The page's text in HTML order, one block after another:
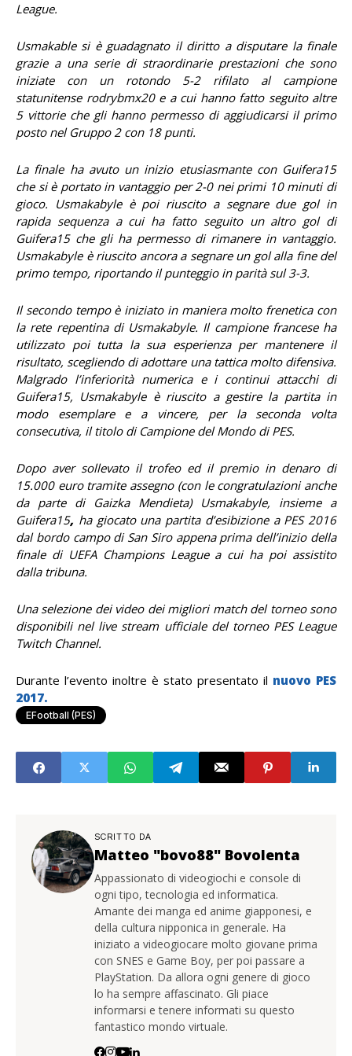
League.
Usmakable si è guadagnato il diritto a disputare la finale
grazie a una serie di straordinarie prestazioni che sono
iniziate con un rotondo 5-2 rifilato al campione
statunitense rodrybmx20 e a cui hanno fatto seguito altre
5 vittorie che gli hanno permesso di aggiudicarsi il primo
posto nel Gruppo 2 con 18 punti.
La finale ha avuto un inizio etusiasmante con Guifera15
che si è portato in vantaggio per 2-0 nei primi 10 minuti di
gioco. Usmakabyle è poi riuscito a segnare due gol in
rapida sequenza a cui ha fatto seguito un altro gol di
Guifera15 che gli ha permesso di rimanere in vantaggio.
Usmakabyle è riuscito ancora a segnare un gol alla fine del
primo tempo, riportando il punteggio in parità sul 3-3.
Il secondo tempo è iniziato in maniera molto frenetica con
la rete repentina di Usmakabyle. Il campione francese ha
utilizzato poi tutta la sua esperienza per mantenere il
risultato, scegliendo di adottare una tattica molto difensiva.
Malgrado l’inferiorità numerica e i continui attacchi di
Guifera15, Usmakabyle è riuscito a gestire la partita in
modo esemplare e a vincere, per la seconda volta
consecutiva, il titolo di Campione del Mondo di PES.
Dopo aver sollevato il trofeo ed il premio in denaro di
15.000 euro tramite assegno (con le congratulazioni anche
da parte di Gaizka Mendieta) Usmakabyle, insieme a
Guifera15, ha giocato una partita d’esibizione a PES 2016
dal bordo campo di San Siro appena prima dell’inizio della
finale di UEFA Champions League a cui ha poi assistito
dalla tribuna.
Una selezione dei video dei migliori match del torneo sono
disponibili nel live stream ufficiale del torneo PES League
Twitch Channel.
Durante l’evento inoltre è stato presentato il nuovo PES
2017.
EFootball (PES)
SCRITTO DA
Matteo "bovo88" Bovolenta
Appassionato di videogiochi e console di
ogni tipo, tecnologia ed informatica.
Amante dei manga ed anime giapponesi, e
della cultura nipponica in generale. Ha
iniziato a videogiocare molto giovane prima
con SNES e Game Boy, per poi passare a
PlayStation. Da allora ogni genere di gioco
lo ha sempre affascinato. Gli piace
informarsi e tenere informati su questo
fantastico mondo virtuale.